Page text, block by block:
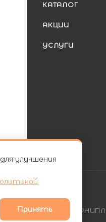
КАТАЛОГ
АКЦИИ
УСЛУГИ
| ООО
улучшения
Принять